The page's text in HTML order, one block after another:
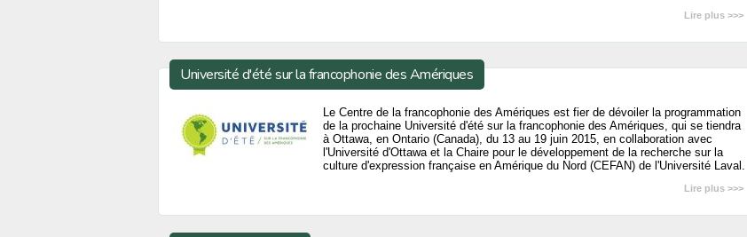
Lire plus >>>
Université d'été sur la francophonie des Amériques
Le Centre de la francophonie des Amériques est fier de dévoiler la programmation
de la prochaine Université d'été sur la francophonie des Amériques, qui se tiendra
à Ottawa, en Ontario (Canada), du 13 au 19 juin 2015, en collaboration avec
l'Université d'Ottawa et la Chaire pour le développement de la recherche sur la
culture d'expression française en Amérique du Nord (CEFAN) de l'Université Laval.
Lire plus >>>